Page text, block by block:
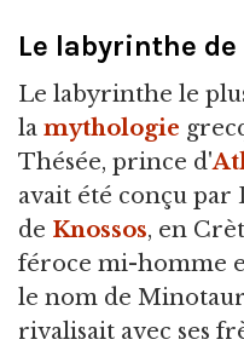
Le labyrinthe de
Le labyrinthe le
la mythologie
Thésée, prince d'
avait été conçu
de Knossos, en
féroce mi-homme
le nom de
rivalisait avec ses